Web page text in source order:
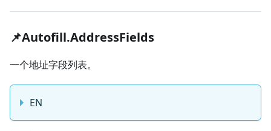
📌Autofill.AddressFields
一个地址字段列表。
EN